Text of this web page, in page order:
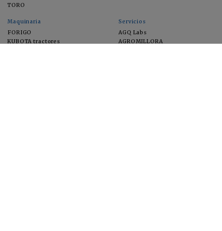
TORO
Maquinaria
FORIGO
KUBOTA tractores
Servicios
AGQ Labs
AGROMILLORA